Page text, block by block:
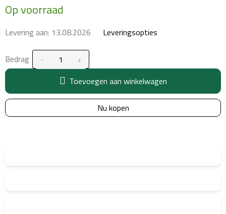
prijs:
Op voorraad
Levering aan: 13.08.2026 Leveringsopties
Bedrag
Toevoegen aan winkelwagen
Nu kopen